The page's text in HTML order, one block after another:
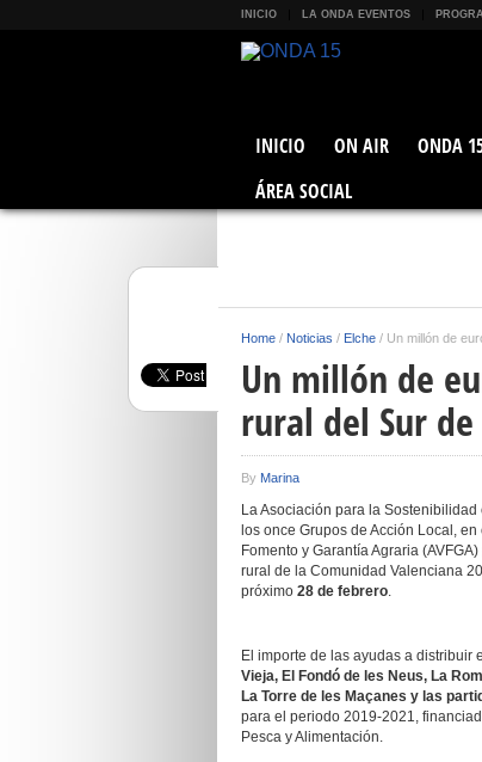
INICIO LA ONDA EVENTOS
INICIO ON AIR ONDA
ÁREA SOCIAL
Home / Noticias / Elche / Un millón de
Un millón de
rural del Sur
By Marina
La Asociación para la
los once Grupos de Acción Local,
Fomento y Garantía Agraria
rural de la Comunidad Valenciana
próximo 28 de febrero.
El importe de las ayudas a distribuir
Vieja, El Fondó de les Neus, La
La Torre de les Maçanes y las
para el periodo 2019-2021,
Pesca y Alimentación.